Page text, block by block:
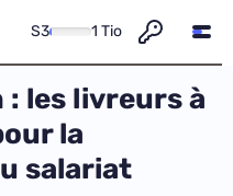
S3 1 Tio
: les livreurs à
la
salariat